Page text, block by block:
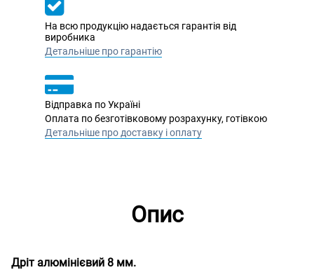
На всю продукцію надається гарантія від
виробника
Детальніше про гарантію
Відправка по Україні
Оплата по безготівковому розрахунку, готівкою
Детальніше про доставку і оплату
Опис
Дріт алюмінієвий 8 мм.